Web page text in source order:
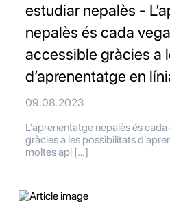
estudiar nepalès -
nepalès és cada
accessible gràcies a
d’aprenentatge en
09.08.2023
L'aprenentatge nepalès és
gràcies a les possibilitats
moltes apl […]